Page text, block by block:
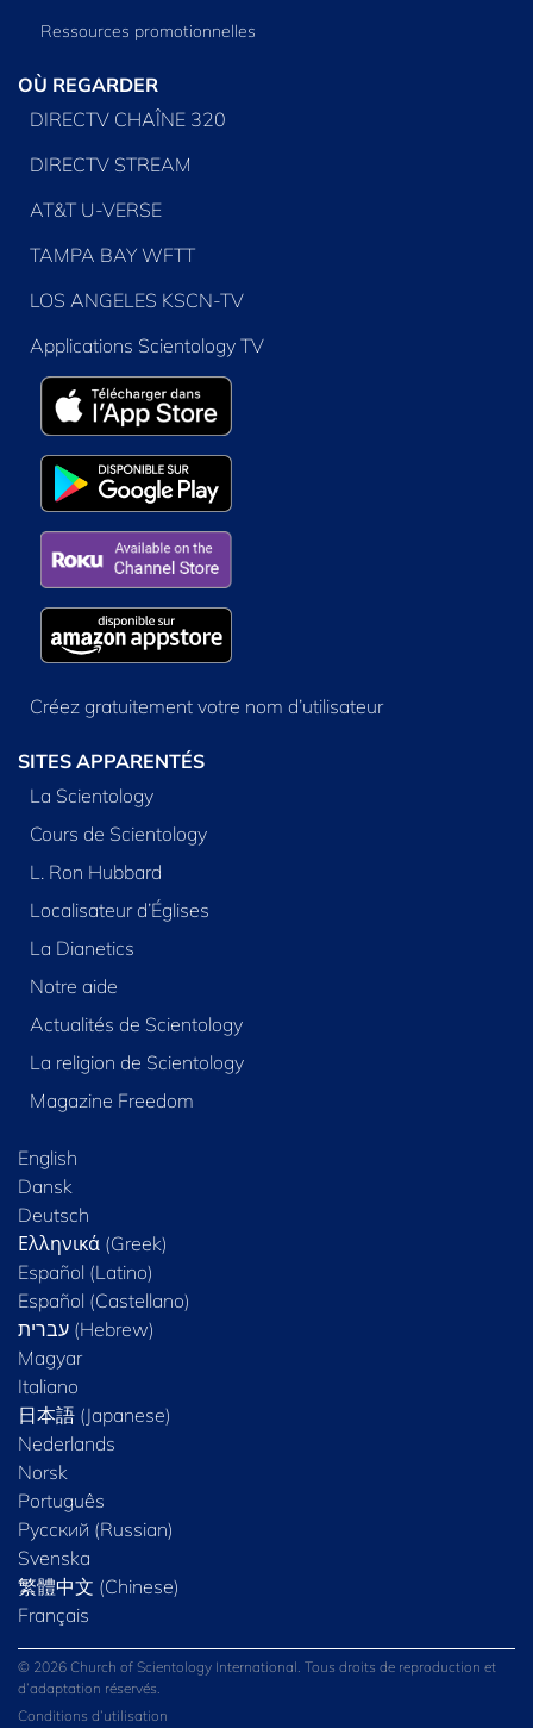
Ressources promotionnelles
OÙ REGARDER
DIRECTV CHAÎNE 320
DIRECTV STREAM
AT&T U-VERSE
TAMPA BAY WFTT
LOS ANGELES KSCN-TV
Applications Scientology TV
Créez gratuitement votre nom d’utilisateur
SITES APPARENTÉS
La Scientology
Cours de Scientology
L. Ron Hubbard
Localisateur d’Églises
La Dianetics
Notre aide
Actualités de Scientology
La religion de Scientology
Magazine Freedom
English
Dansk
Deutsch
Ελληνικά (Greek)
Español (Latino)
Español (Castellano)
Magyar
Italiano
日本語 (Japanese)
Nederlands
Norsk
Português
Русский (Russian)
Svenska
繁體中文 (Chinese)
Français
© 2026 Church of Scientology International. Tous droits de reproduction et
d’adaptation réservés.
Conditions d’utilisation